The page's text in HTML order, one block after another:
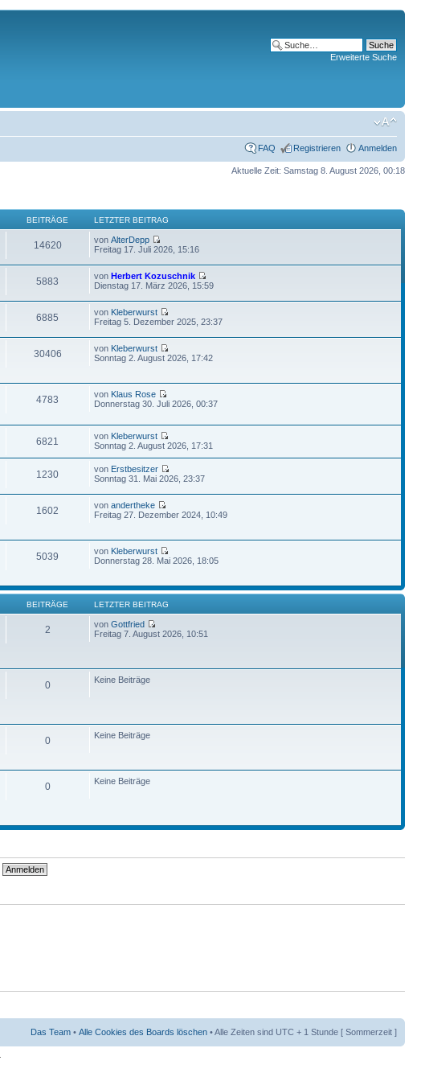
Erweiterte Suche
FAQ Registrieren Anmelden
Aktuelle Zeit: Samstag 8. August 2026, 00:18
BEITRÄGE LETZTER BEITRAG
14620 vonAlterDepp
Freitag 17. Juli 2026, 15:16
5883 vonHerbert Kozuschnik
Dienstag 17. März 2026, 15:59
6885 von Kleberwurst
Freitag 5. Dezember 2025, 23:37
30406 von Kleberwurst
Sonntag 2. August 2026, 17:42
4783 von Klaus Rose
Donnerstag 30. Juli 2026, 00:37
6821 von Kleberwurst
Sonntag 2. August 2026, 17:31
1230 von Erstbesitzer
Sonntag 31. Mai 2026, 23:37
1602 vonandertheke
Freitag 27. Dezember 2024, 10:49
5039 von Kleberwurst
Donnerstag 28. Mai 2026, 18:05
BEITRÄGE LETZTER BEITRAG
2 vonGottfried
Freitag 7. August 2026, 10:51
0 Keine Beiträge
0 Keine Beiträge
0 Keine Beiträge
Das Team • Alle Cookies des Boards löschen • Alle Zeiten sind UTC + 1 Stunde [ Sommerzeit ]